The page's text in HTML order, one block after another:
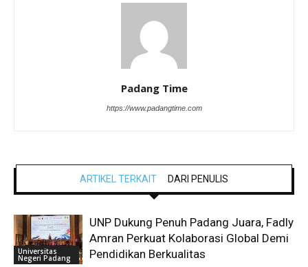
Padang Time
https://www.padangtime.com
ARTIKEL TERKAIT DARI PENULIS
Universitas
Negeri Padang
UNP Dukung Penuh Padang Juara, Fadly
Amran Perkuat Kolaborasi Global Demi
Pendidikan Berkualitas